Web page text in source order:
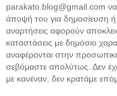
parakato.blog@gmail.com να
άποψή του για δημοσίευση
αναρτήσεις αφορούν
καταστάσεις με δημόσιο
αναφέρονται στην
σεβόμαστε απολύτως. Δεν
με κανέναν, δεν κρατάμε